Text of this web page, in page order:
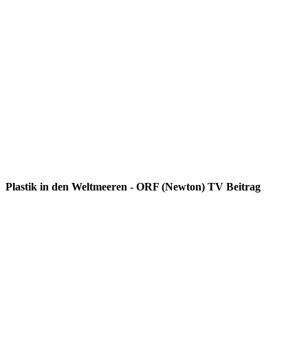
Plastik in den Weltmeeren - ORF (Newton) TV Beitrag